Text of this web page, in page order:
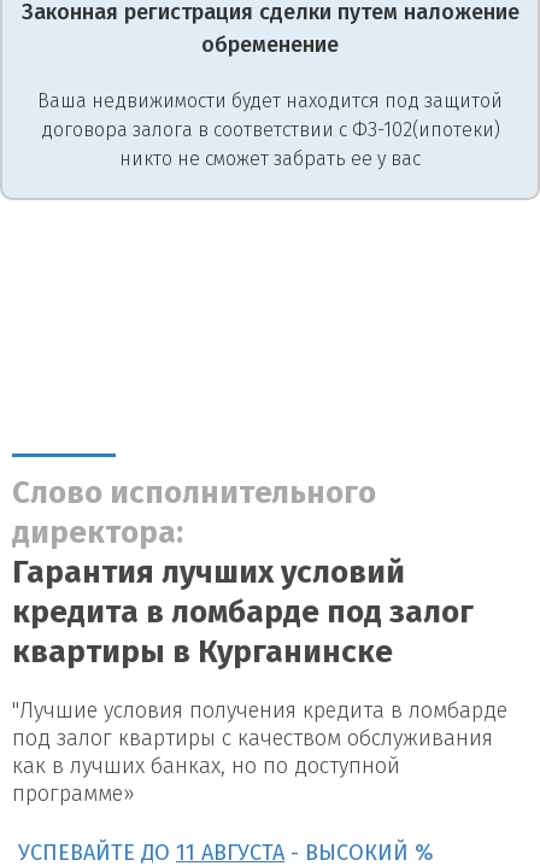
Законная регистрация сделки путем наложение
обременение
Ваша недвижимости будет находится под защитой
договора залога в соответствии с ФЗ-102(ипотеки)
никто не сможет забрать ее у вас
Слово исполнительного
директора:
Гарантия лучших условий
кредита в ломбарде под залог
квартиры в Курганинске
"Лучшие условия получения кредита в ломбарде
под залог квартиры с качеством обслуживания
как в лучших банках, но по доступной
программе»
УСПЕВАЙТЕ ДО 11 АВГУСТА - ВЫСОКИЙ %